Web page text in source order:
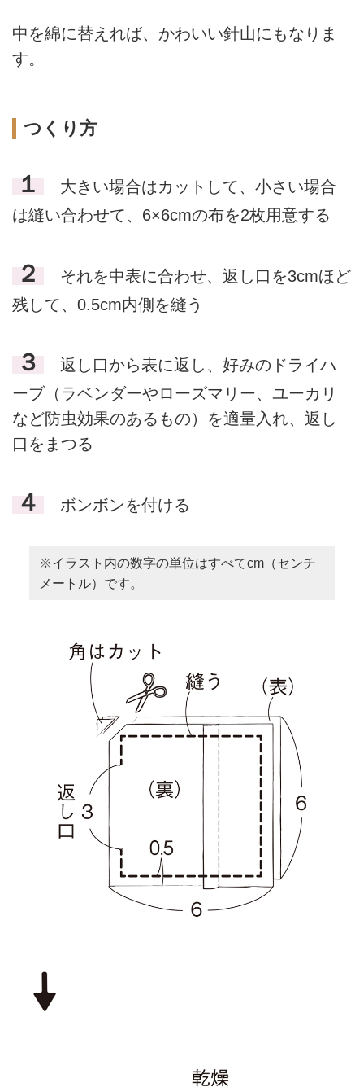
中を綿に替えれば、かわいい針山にもなりま
す。
つくり方
１
大きい場合はカットして、小さい場合
は縫い合わせて、6×6cmの布を2枚用意する
２
それを中表に合わせ、返し口を3cmほど
残して、0.5cm内側を縫う
３
返し口から表に返し、好みのドライハ
ーブ（ラベンダーやローズマリー、ユーカリ
など防虫効果のあるもの）を適量入れ、返し
口をまつる
４ ボンボンを付ける
※イラスト内の数字の単位はすべてcm（センチ
メートル）です。